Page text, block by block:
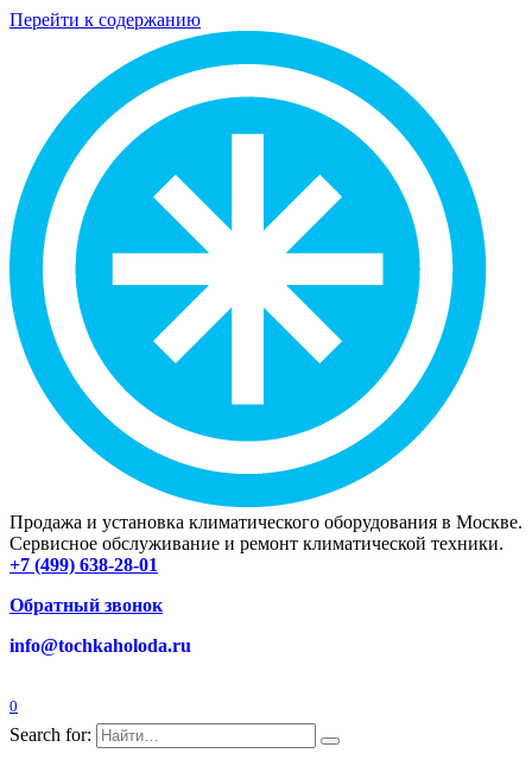
Перейти к содержанию
Продажа и установка климатического оборудования в Москве.
Сервисное обслуживание и ремонт климатической техники.
+7 (499) 638-28-01
Обратный звонок
info@tochkaholoda.ru
0
Search for: